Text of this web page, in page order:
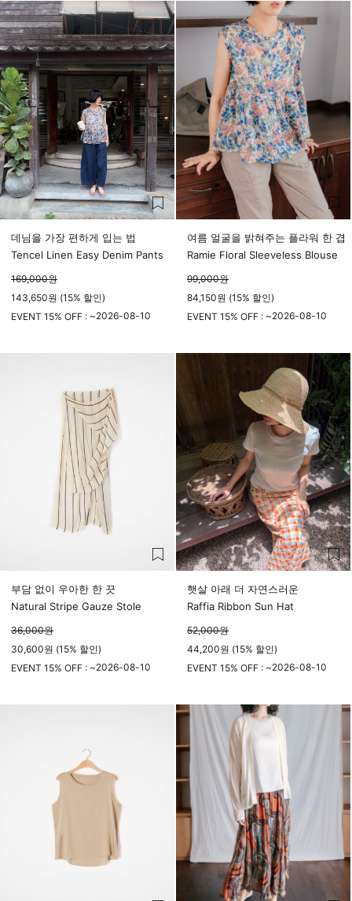
데님을 가장 편하게 입는 법
Tencel Linen Easy Denim Pants
169,000원
143,650원 (15% 할인)
EVENT 15% OFF : ~2026-08-10
여름 얼굴을 밝혀주는 플라워 한 겹
Ramie Floral Sleeveless Blouse
99,000원
84,150원 (15% 할인)
EVENT 15% OFF : ~2026-08-10
부담 없이 우아한 한 끗
Natural Stripe Gauze Stole
36,000원
30,600원 (15% 할인)
EVENT 15% OFF : ~2026-08-10
햇살 아래 더 자연스러운
Raffia Ribbon Sun Hat
52,000원
44,200원 (15% 할인)
EVENT 15% OFF : ~2026-08-10